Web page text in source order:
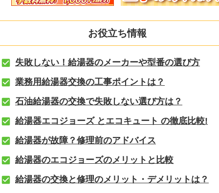
お役立ち情報
失敗しない！給湯器のメーカーや型番の選び方
業務用給湯器交換の工事ポイントは？
石油給湯器の交換で失敗しない選び方は？
給湯器エコジョーズ とエコキュート の徹底比較!
給湯器が故障？修理前のアドバイス
給湯器のエコジョーズのメリットと比較
給湯器の交換と修理のメリット・デメリットは？